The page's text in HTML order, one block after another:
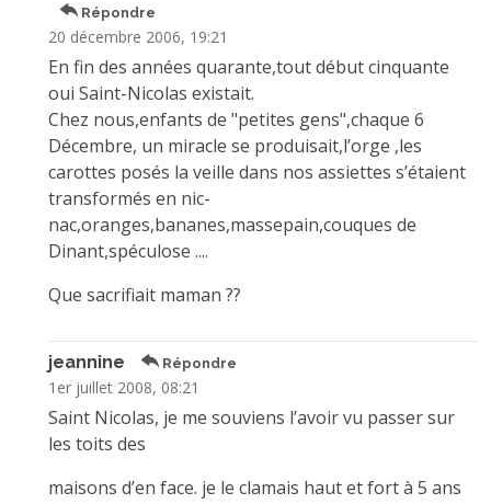
Répondre
20 décembre 2006, 19:21
En fin des années quarante,tout début cinquante
oui Saint-Nicolas existait.
Chez nous,enfants de "petites gens",chaque 6
Décembre, un miracle se produisait,l’orge ,les
carottes posés la veille dans nos assiettes s’étaient
transformés en nic-
nac,oranges,bananes,massepain,couques de
Dinant,spéculose ....
Que sacrifiait maman ??
jeannine Répondre
1er juillet 2008, 08:21
Saint Nicolas, je me souviens l’avoir vu passer sur
les toits des
maisons d’en face. je le clamais haut et fort à 5 ans